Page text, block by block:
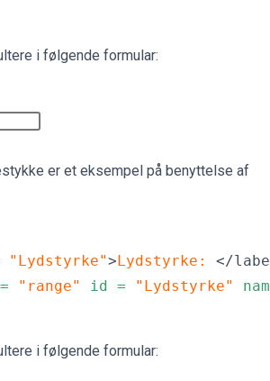
i følgende formular:
er et eksempel på benyttelse af
"Lydstyrke">Lydstyrke: </
"range" id = "Lydstyrke"
i følgende formular: